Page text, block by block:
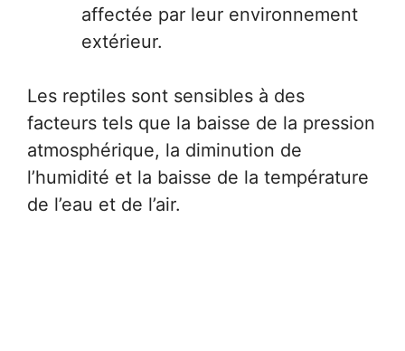
affectée par leur environnement
extérieur.
Les reptiles sont sensibles à des
facteurs tels que la baisse de la pression
atmosphérique, la diminution de
l’humidité et la baisse de la température
de l’eau et de l’air.